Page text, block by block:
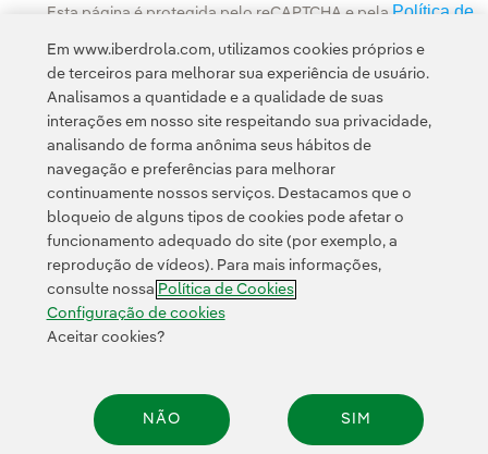
Esta página é protegida pelo reCAPTCHA e pela Política de
e pela
Contato Clientes Política de Privacidade Informação legal
Política de cookies Configuração de cookies Acessibilidade
Canal de denúncias
© 2026 Iberdrola, S.A. Todos os direitos reservados.
Em www.iberdrola.com, utilizamos cookies próprios e
de terceiros para melhorar sua experiência de usuário.
Analisamos a quantidade e a qualidade de suas
interações em nosso site respeitando sua privacidade,
analisando de forma anônima seus hábitos de
navegação e preferências para melhorar
continuamente nossos serviços. Destacamos que o
bloqueio de alguns tipos de cookies pode afetar o
funcionamento adequado do site (por exemplo, a
reprodução de vídeos). Para mais informações,
consulte nossa Política de Cookies
Configuração de cookies
Aceitar cookies?
NÃO SIM